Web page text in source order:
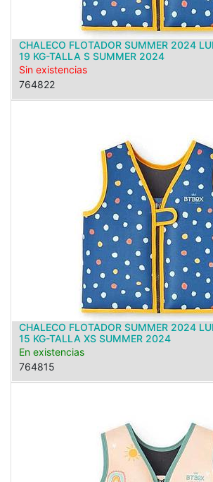
CHALECO FLOTADOR SUMMER 2024
19 KG-TALLA S SUMMER 2024
Sin existencias
764822
CHALECO FLOTADOR SUMMER 2024
15 KG-TALLA XS SUMMER 2024
En existencias
764815